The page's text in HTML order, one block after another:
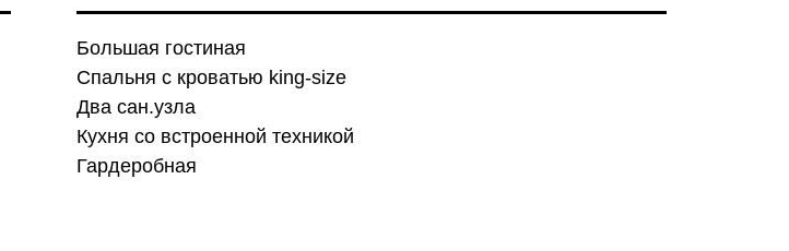
Большая гостиная
Спальня с кроватью king-size
Два сан.узла
Кухня со встроенной техникой
Гардеробная